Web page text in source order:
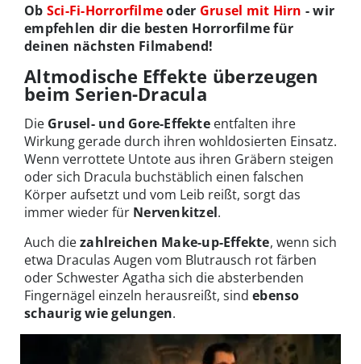
Ob Sci-Fi-Horrorfilmeoder Grusel mit Hirn - wir
empfehlen dir die besten Horrorfilme für
deinen nächsten Filmabend!
Altmodische Effekte überzeugen
beim Serien-Dracula
Die Grusel- und Gore-Effekteentfalten ihre
Wirkung gerade durch ihren wohldosierten Einsatz.
Wenn verrottete Untote aus ihren Gräbern steigen
oder sich Dracula buchstäblich einen falschen
Körper aufsetzt und vom Leib reißt, sorgt das
immer wieder für Nervenkitzel.
Auch diezahlreichen Make-up-Effekte, wenn sich
etwa Draculas Augen vom Blutrausch rot färben
oder Schwester Agatha sich die absterbenden
Fingernägel einzeln herausreißt, sind ebenso
schaurig wie gelungen.